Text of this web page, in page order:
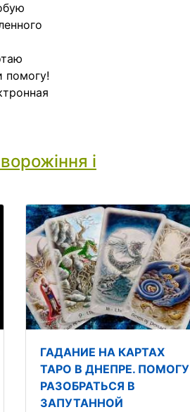
помогу!
і
ГАДАНИЕ НА КАРТАХ
ТАРО В ДНЕПРЕ. ПОМОГУ
РАЗОБРАТЬСЯ В
ЗАПУТАННОЙ